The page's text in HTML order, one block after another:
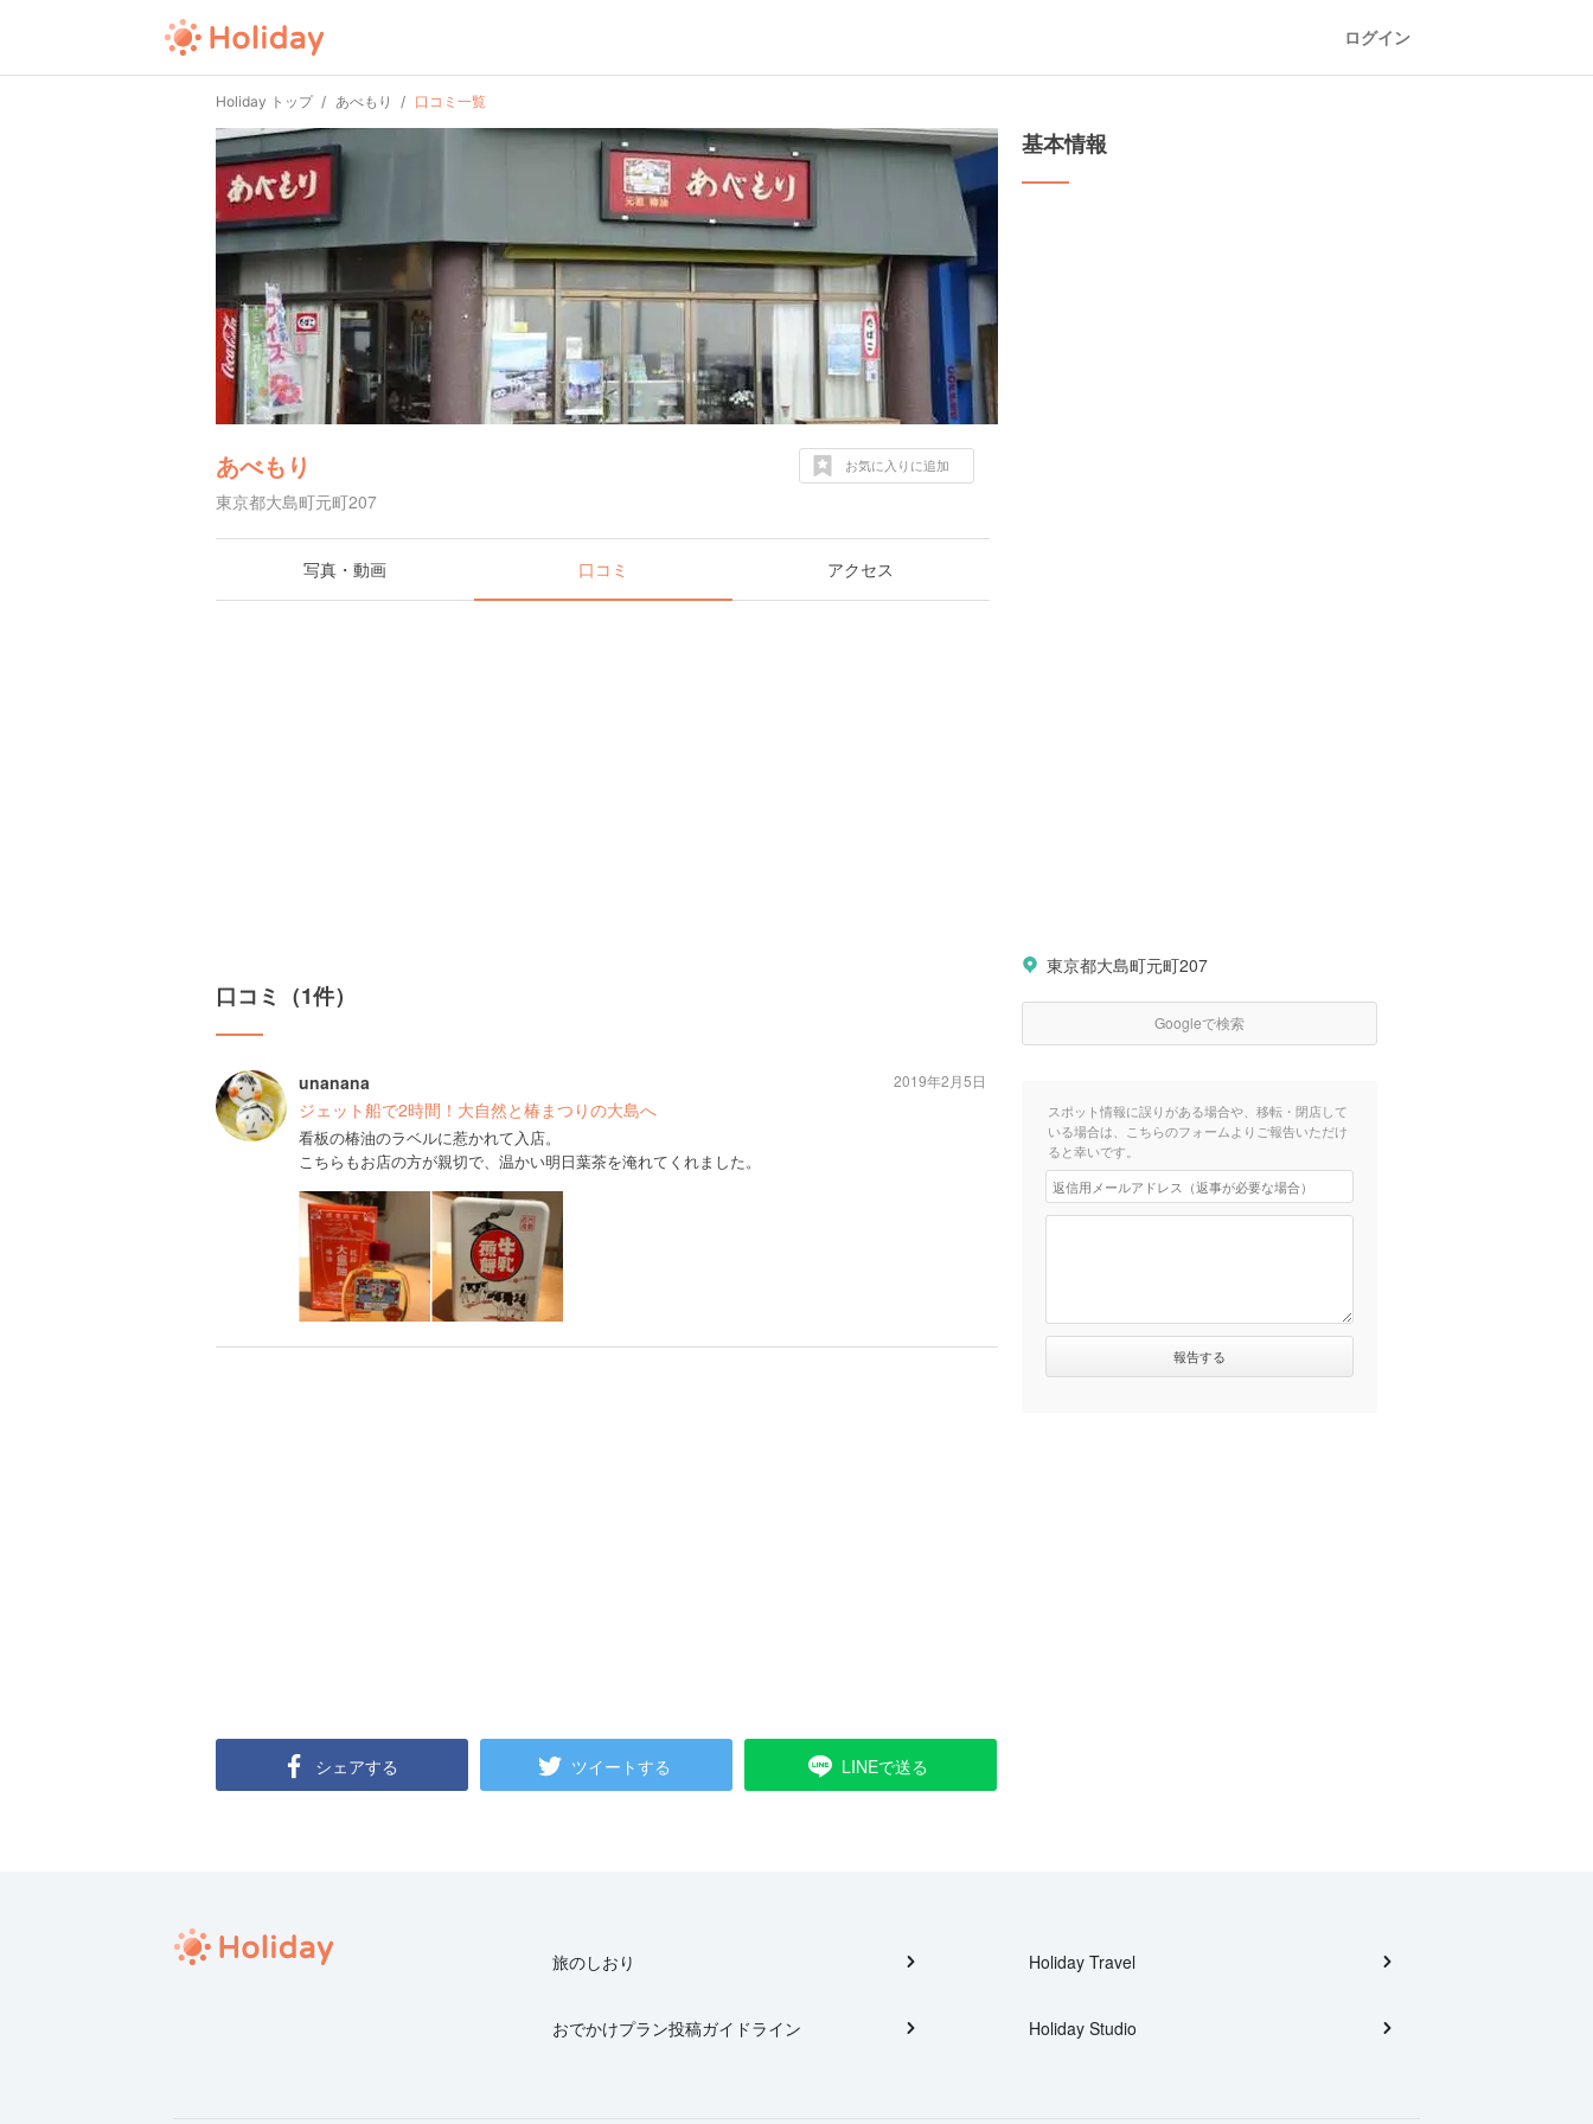
ログイン
Holiday トップ あべもり 口コミ一覧
あべもり
東京都大島町元町207
お気に入りに追加
写真・動画 口コミ アクセス
口コミ（1件）
unanana
ジェット船で2時間！大自然と椿まつりの大島へ
看板の椿油のラベルに惹かれて入店。
こちらもお店の方が親切で、温かい明日葉茶を淹れてくれました。
2019年2月5日
シェアする ツイートする LINEで送る
基本情報
東京都大島町元町207
Googleで検索
スポット情報に誤りがある場合や、移転・閉店して
いる場合は、こちらのフォームよりご報告いただけ
ると幸いです。
旅のしおり
おでかけプラン投稿ガイドライン
Holiday Travel
Holiday Studio